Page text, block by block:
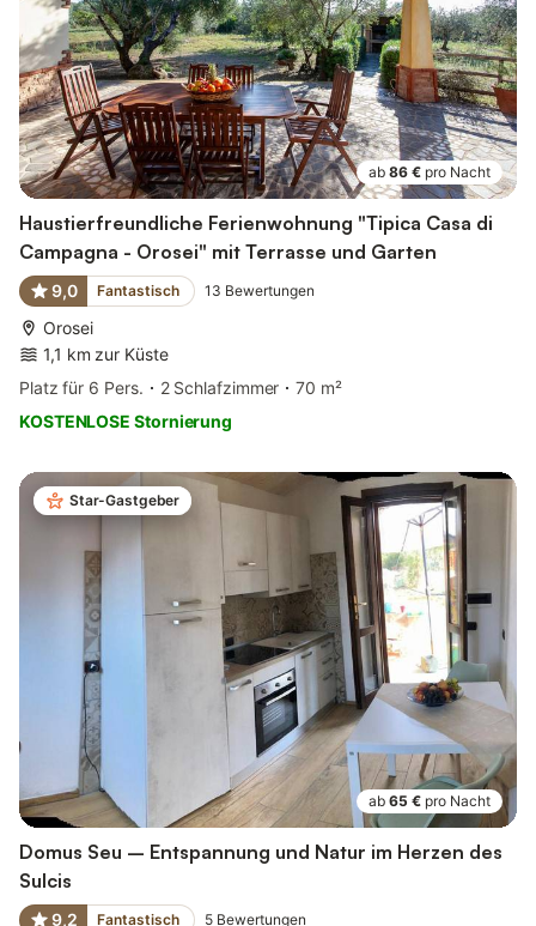
ab 86 € pro Nacht
Haustierfreundliche Ferienwohnung "Tipica Casa di
Campagna - Orosei" mit Terrasse und Garten
9,0 Fantastisch 13 Bewertungen
Orosei
1,1 km zur Küste
Platz für 6 Pers.
2 Schlafzimmer
70 m²
KOSTENLOSE Stornierung
Star-Gastgeber
ab 65 € pro Nacht
Domus Seu – Entspannung und Natur im Herzen des
Sulcis
9,2 Fantastisch 5 Bewertungen